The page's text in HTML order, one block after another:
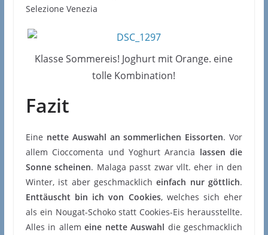
Selezione Venezia
Klasse Sommereis! Joghurt mit Orange. eine
tolle Kombination!
Fazit
Eine nette Auswahl an sommerlichen Eissorten. Vor
allem Cioccomenta und Yoghurt Arancia lassen die
Sonne scheinen. Malaga passt zwar vllt. eher in den
Winter, ist aber geschmacklicheinfach nur göttlich.
Enttäuscht bin ich von Cookies, welches sich eher
als ein Nougat-Schoko statt Cookies-Eis herausstellte.
Alles in allemeine nette Auswahl die geschmacklich